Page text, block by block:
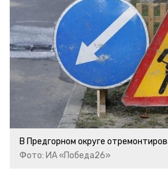
В Предгорном округе
Фото: ИА «Победа26»